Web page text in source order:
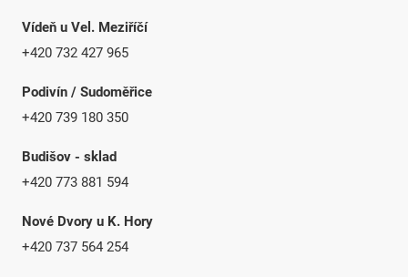
Vídeň u Vel. Meziříčí
+420 732 427 965
Podivín / Sudoměřice
+420 739 180 350
Budišov - sklad
+420 773 881 594
Nové Dvory u K. Hory
+420 737 564 254